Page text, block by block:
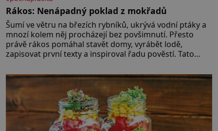
Rákos: Nenápadný poklad z mokřadů
Šumí ve větru na březích rybníků, ukrývá vodní ptáky a
mnozí kolem něj procházejí bez povšimnutí. Přesto
právě rákos pomáhal stavět domy, vyrábět lodě,
zapisovat první texty a inspiroval řadu pověstí. Tato
let. Většina lidí vnímá rákos jen jako obyčejnou kulisu
letního koupání. Stačí se však podívat